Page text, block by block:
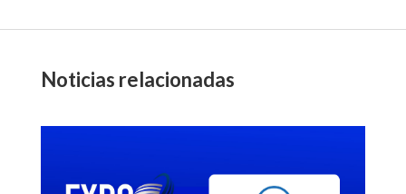
Noticias relacionadas